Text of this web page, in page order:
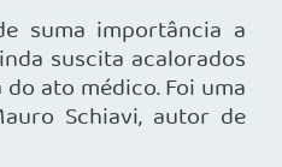
suma importância a
suscita acalorados
ato médico. Foi uma
Schiavi, autor de